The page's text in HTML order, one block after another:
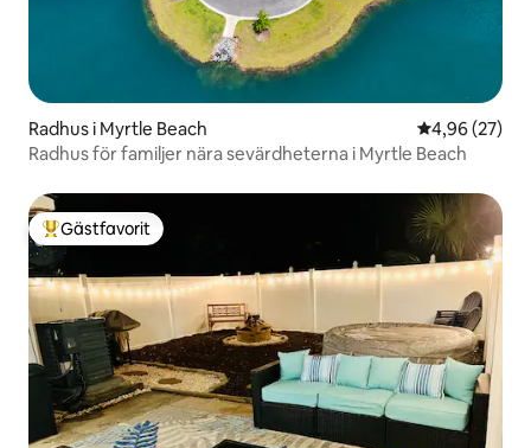
Radhus i Myrtle Beach 4,96 av 5 i
4,96 (27)
Radhus för familjer nära sevärdheterna i Myrtle Beach
Populär gästfavorit
Gästfavorit